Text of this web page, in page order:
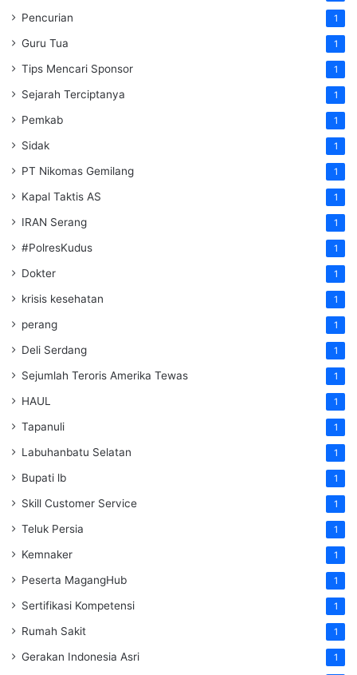
Pencurian 1
Guru Tua 1
Tips Mencari Sponsor 1
Sejarah Terciptanya 1
Pemkab 1
Sidak 1
PT Nikomas Gemilang 1
Kapal Taktis AS 1
IRAN Serang 1
#PolresKudus 1
Dokter 1
krisis kesehatan 1
perang 1
Deli Serdang 1
Sejumlah Teroris Amerika Tewas 1
HAUL 1
Tapanuli 1
Labuhanbatu Selatan 1
Bupati lb 1
Skill Customer Service 1
Teluk Persia 1
Kemnaker 1
Peserta MagangHub 1
Sertifikasi Kompetensi 1
Rumah Sakit 1
Gerakan Indonesia Asri 1